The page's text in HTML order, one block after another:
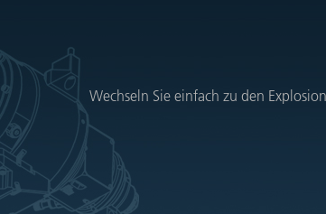
Wechseln Sie einfach zu den